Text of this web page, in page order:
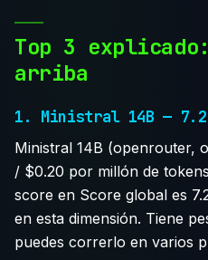
Top 3
arriba
1. Ministral 14B —
Ministral 14B (openrouter,
/ $0.20 por millón de
score en Score global es
en esta dimensión. Tiene
puedes correrlo en varios